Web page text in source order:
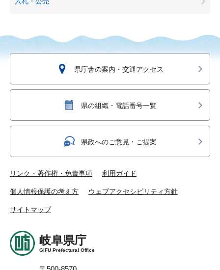
県庁舎の案内・交通アクセス
県の組織・電話番号一覧
県政へのご意見・ご提案
リンク・著作権・免責事項 利用ガイド
個人情報保護の考え方 ウェブアクセシビリティ方針
サイトマップ
岐阜県庁
GIFU Prefectural Office